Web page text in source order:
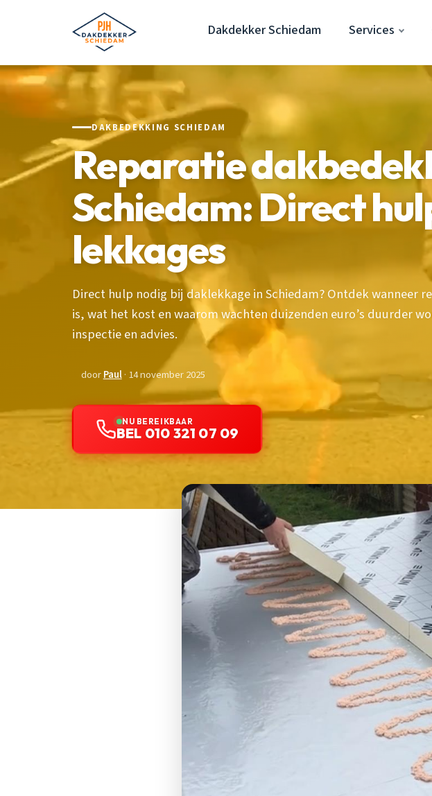
Dakdekker Schiedam Services
DAKBEDEKKING SCHIEDAM
Reparatie
Schiedam: Direct
lekkages
Direct hulp nodig bij daklekkage in Schiedam? Ontdek wanneer
is, wat het kost en waarom wachten duizenden euro’s duurder
inspectie en advies.
doorPaul· 14 november 2025
NU BEREIKBAAR
BEL 010 321 07 09